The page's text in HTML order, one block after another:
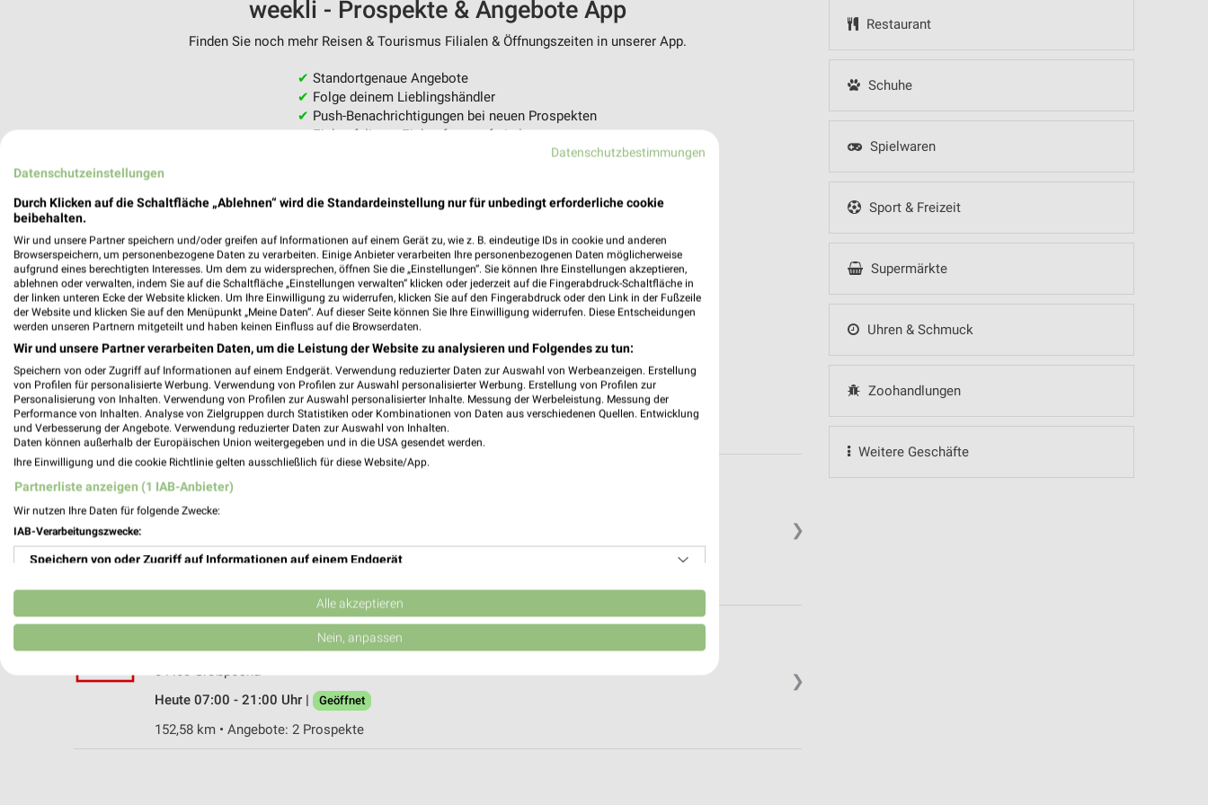
Restaurant
Schuhe
Spielwaren
Sport & Freizeit
Supermärkte
Uhren & Schmuck
Zoohandlungen
Weitere Geschäfte
weekli - Prospekte & Angebote App
Finden Sie noch mehr Reisen & Tourismus Filialen & Öffnungszeiten in unserer App.
✔ Standortgenaue Angebote
✔ Folge deinem Lieblingshändler
✔ Push-Benachrichtigungen bei neuen Prospekten
✔Einkaufsliste - Einkauf stressfrei planen
❯
Kaufland Leipzig
04347 Leipzig
Heute 06:00 - 22:00 Uhr | Geöffnet
❯
Sepp-Verscht-Straße 1
04463 Großpösna
Heute 07:00 - 21:00 Uhr |
Geöffnet
152,58 km • Angebote: 2 Prospekte
Datenschutzbestimmungen
Datenschutzeinstellungen
Durch Klicken auf die Schaltfläche „Ablehnen“ wird die Standardeinstellung nur für unbedingt erforderliche cookie
beibehalten.
Wir und unsere Partner speichern und/oder greifen auf Informationen auf einem Gerät zu, wie z. B. eindeutige IDs in cookie und anderen
Browserspeichern, um personenbezogene Daten zu verarbeiten. Einige Anbieter verarbeiten Ihre personenbezogenen Daten möglicherweise
aufgrund eines berechtigten Interesses. Um dem zu widersprechen, öffnen Sie die „Einstellungen“. Sie können Ihre Einstellungen akzeptieren,
ablehnen oder verwalten, indem Sie auf die Schaltfläche „Einstellungen verwalten“ klicken oder jederzeit auf die Fingerabdruck-Schaltfläche in
der linken unteren Ecke der Website klicken. Um Ihre Einwilligung zu widerrufen, klicken Sie auf den Fingerabdruck oder den Link in der Fußzeile
der Website und klicken Sie auf den Menüpunkt „Meine Daten“. Auf dieser Seite können Sie Ihre Einwilligung widerrufen. Diese Entscheidungen
werden unseren Partnern mitgeteilt und haben keinen Einfluss auf die Browserdaten.
Wir und unsere Partner verarbeiten Daten, um die Leistung der Website zu analysieren und Folgendes zu tun:
Speichern von oder Zugriff auf Informationen auf einem Endgerät. Verwendung reduzierter Daten zur Auswahl von Werbeanzeigen. Erstellung
von Profilen für personalisierte Werbung. Verwendung von Profilen zur Auswahl personalisierter Werbung. Erstellung von Profilen zur
Personalisierung von Inhalten. Verwendung von Profilen zur Auswahl personalisierter Inhalte. Messung der Werbeleistung. Messung der
Performance von Inhalten. Analyse von Zielgruppen durch Statistiken oder Kombinationen von Daten aus verschiedenen Quellen. Entwicklung
und Verbesserung der Angebote. Verwendung reduzierter Daten zur Auswahl von Inhalten.
Daten können außerhalb der Europäischen Union weitergegeben und in die USA gesendet werden.
Ihre Einwilligung und die cookie Richtlinie gelten ausschließlich für diese Website/App.
Partnerliste anzeigen (1 IAB-Anbieter)
Wir nutzen Ihre Daten für folgende Zwecke:
IAB-Verarbeitungszwecke:
Speichern von oder Zugriff auf Informationen auf einem Endgerät
Verwendung reduzierter Daten zur Auswahl von Werbeanzeigen
Erstellung von Profilen für personalisierte Werbung
Erstellung von Profilen zur Personalisierung von Inhalten
Alle akzeptieren
Nein, anpassen